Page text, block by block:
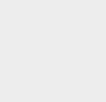
Pas de tests sur